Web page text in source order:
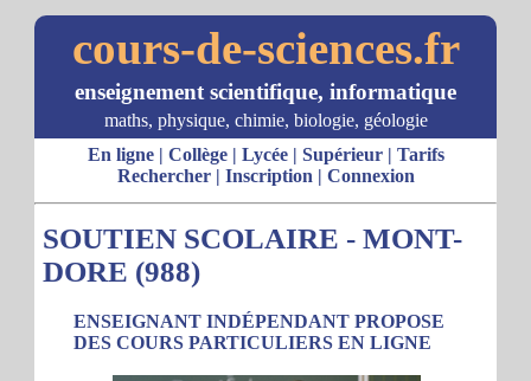
cours-de-sciences.fr
enseignement scientifique, informatique
maths, physique, chimie, biologie, géologie
En ligne| Collège| Lycée| Supérieur| Tarifs
Rechercher| Inscription | Connexion
SOUTIEN SCOLAIRE - MONT-
DORE (988)
ENSEIGNANT INDÉPENDANT PROPOSE
DES COURS PARTICULIERS EN LIGNE